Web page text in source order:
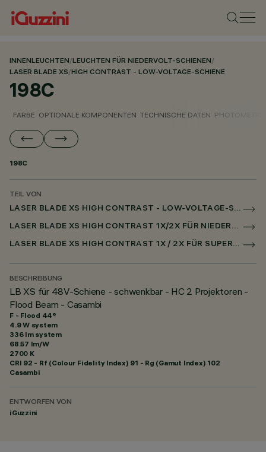
INNENLEUCHTEN/LEUCHTEN FÜR NIEDERVOLT-SCHIENEN/
LASER BLADE XS/HIGH CONTRAST - LOW-VOLTAGE-SCHIENE
198C
FARBE OPTIONALE KOMPONENTEN TECHNISCHE DATEN
198C
TEIL VON
LASER BLADE XS HIGH CONTRAST - LOW-VOLTAGE-SCHIENE
LASER BLADE XS HIGH CONTRAST 1X/2X FÜR NIEDERSPANNUNGSSCHIENE CASAMBI
LASER BLADE XS HIGH CONTRAST 1X / 2X FÜR SUPERRAIL CASAMBI
BESCHREIBUNG
LB XS für 48V-Schiene - schwenkbar - HC 2 Projektoren -
Flood Beam - Casambi
F - Flood 44°
4.9 W system
336 lm system
68.57 lm/W
2700 K
CRI 92 - Rf (Colour Fidelity Index) 91 - Rg (Gamut Index) 102
Casambi
ENTWORFEN VON
iGuzzini